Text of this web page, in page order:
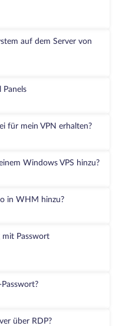
auf dem Server von
Panels
für mein VPN erhalten?
Windows VPS hinzu?
in WHM hinzu?
mit Passwort
über RDP?